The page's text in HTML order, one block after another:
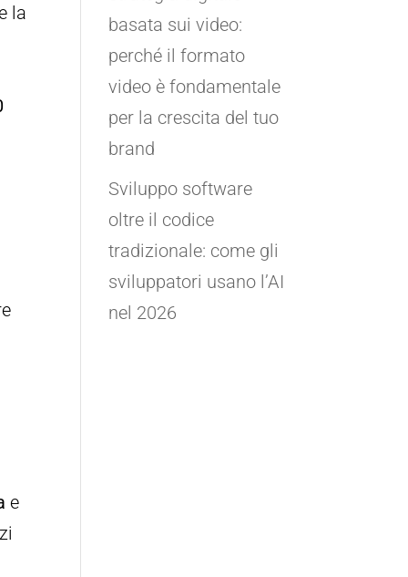
la
e
basata sui video:
perché il formato
video è fondamentale
per la crescita del tuo
brand
Sviluppo software
oltre il codice
tradizionale: come gli
sviluppatori usano l’AI
nel 2026